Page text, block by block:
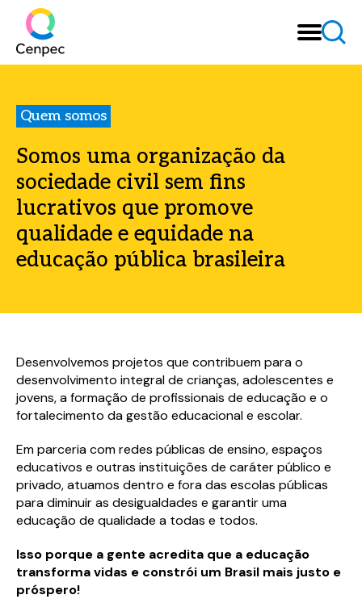
Quem somos
Somos uma organização da
sociedade civil sem fins
lucrativos que promove
qualidade e equidade na
educação pública brasileira
Desenvolvemos projetos que contribuem para o
desenvolvimento integral de crianças, adolescentes e
jovens, a formação de profissionais de educação e o
fortalecimento da gestão educacional e escolar.
Em parceria com redes públicas de ensino, espaços
educativos e outras instituições de caráter público e
privado, atuamos dentro e fora das escolas públicas
para diminuir as desigualdades e garantir uma
educação de qualidade a todas e todos.
Isso porque a gente acredita que a educação
transforma vidas e constrói um Brasil mais justo e
próspero!